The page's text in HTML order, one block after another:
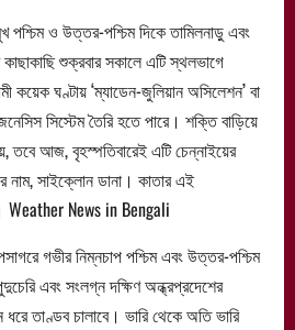
ও উত্তর-পশ্চিম দিকে তামিলনাড়ু এবং
শুক্রবার সকালে এটি স্থলভাগে
কয়েক ঘণ্টায় ‘ম্যাডেন-জুলিয়ান অসিলেশন’ বা
সিস্টেম তৈরি হতে পারে। শক্তি বাড়িয়ে
তবে আজ, বৃহস্পতিবারেই এটি চেন্নাইয়ের
সাইক্লোন ডানা। কাতার এই
Weather News in Bengali
গভীর নিম্নচাপ পশ্চিম এবং উত্তর-পশ্চিম
এবং সংলগ্ন দক্ষিণ অন্ধ্রপ্রদেশের
তাণ্ডব চালাবে। ভারি থেকে অতি ভারি